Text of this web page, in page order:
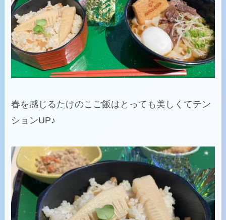
春を感じるたけのこご飯はとっても美しくてテン
ションUP♪